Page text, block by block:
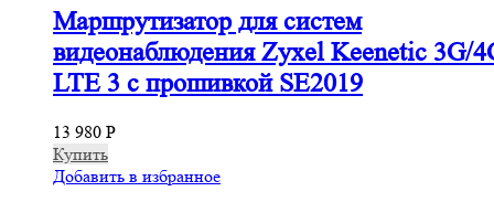
Маршрутизатор для систем
видеонаблюдения Zyxel Keenetic 3G/
LTE 3 с прошивкой SE2019
13 980 Р
Купить
Добавить в избранное